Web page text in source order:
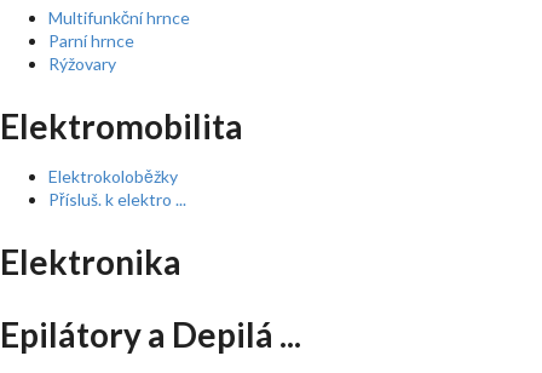
Multifunkční hrnce
Parní hrnce
Rýžovary
Elektromobilita
Elektrokoloběžky
Přísluš. k elektro ...
Elektronika
Epilátory a Depilá ...